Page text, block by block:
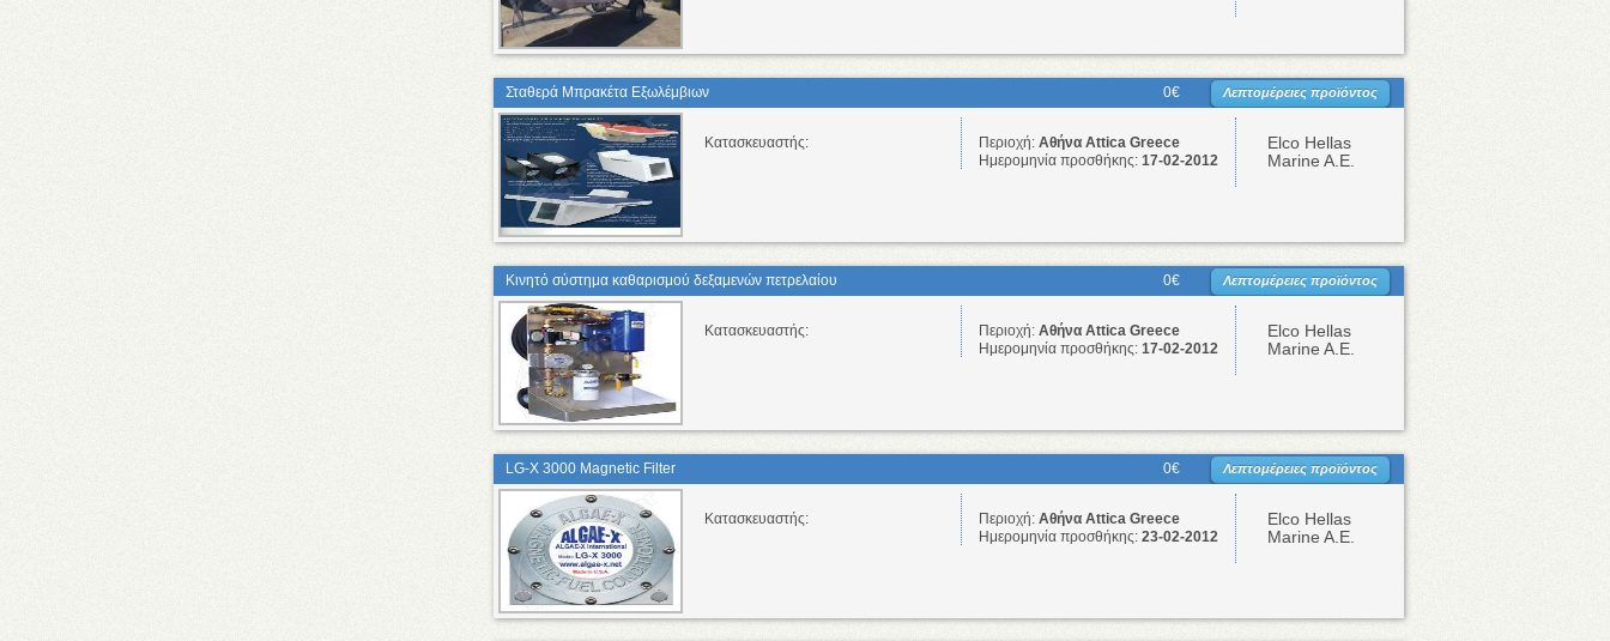
Σταθερά Μπρακέτα Εξωλέμβιων 0€ Λεπτομέρειες προϊόντος
Κατασκευαστής: Περιοχή: Αθήνα Attica Greece
Ημερομηνία προσθήκης: 17-02-2012
Elco Hellas
Marine A.E.
Κινητό σύστημα καθαρισμού δεξαμενών πετρελαίου 0€ Λεπτομέρειες προϊόντος
Κατασκευαστής: Περιοχή: Αθήνα Attica Greece
Ημερομηνία προσθήκης: 17-02-2012
Elco Hellas
Marine A.E.
LG-X 3000 Magnetic Filter 0€ Λεπτομέρειες προϊόντος
Κατασκευαστής: Περιοχή: Αθήνα Attica Greece
Ημερομηνία προσθήκης: 23-02-2012
Elco Hellas
Marine A.E.